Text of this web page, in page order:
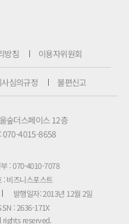
방침 이용자위원회
사심의규정 불편신고
숲더스페이스 12층
070-4015-8658
: 070-4010-7078
: 비즈니스포스트
발행일자: 2013년 12월 2일
: 2636-171X
rights reserved.